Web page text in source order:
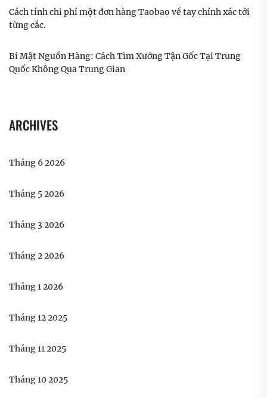
Cách tính chi phí một đơn hàng Taobao về tay chính xác tới
từng cắc.
Bí Mật Nguồn Hàng: Cách Tìm Xưởng Tận Gốc Tại Trung
Quốc Không Qua Trung Gian
ARCHIVES
Tháng 6 2026
Tháng 5 2026
Tháng 3 2026
Tháng 2 2026
Tháng 1 2026
Tháng 12 2025
Tháng 11 2025
Tháng 10 2025